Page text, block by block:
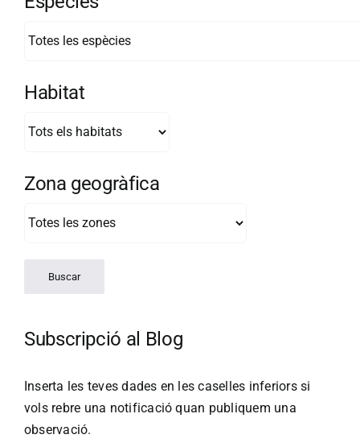
Habitat
Zona geogràfica
Subscripció al Blog
Inserta les teves dades en les caselles inferiors si
vols rebre una notificació quan publiquem una
observació.